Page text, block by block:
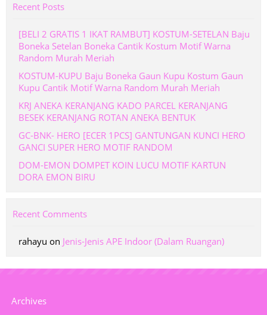
Recent Posts
[BELI 2 GRATIS 1 IKAT RAMBUT] KOSTUM-SETELAN Baju
Boneka Setelan Boneka Cantik Kostum Motif Warna
Random Murah Meriah
KOSTUM-KUPU Baju Boneka Gaun Kupu Kostum Gaun
Kupu Cantik Motif Warna Random Murah Meriah
KRJ ANEKA KERANJANG KADO PARCEL KERANJANG
BESEK KERANJANG ROTAN ANEKA BENTUK
GC-BNK- HERO [ECER 1PCS] GANTUNGAN KUNCI HERO
GANCI SUPER HERO MOTIF RANDOM
DOM-EMON DOMPET KOIN LUCU MOTIF KARTUN
DORA EMON BIRU
Recent Comments
rahayu on Jenis-Jenis APE Indoor (Dalam Ruangan)
Archives